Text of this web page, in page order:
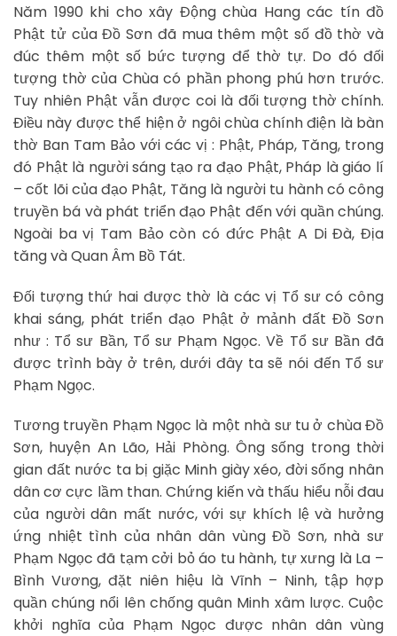
Năm 1990 khi cho xây Động chùa Hang các tín đồ
Phật tử của Đồ Sơn đã mua thêm một số đồ thờ và
đúc thêm một số bức tượng để thờ tự. Do đó đối
tượng thờ của Chùa có phần phong phú hơn trước.
Tuy nhiên Phật vẫn được coi là đối tượng thờ chính.
Điều này được thể hiện ở ngôi chùa chính điện là bàn
thờ Ban Tam Bảo với các vị : Phật, Pháp, Tăng, trong
đó Phật là người sáng tạo ra đạo Phật, Pháp là giáo lí
– cốt lõi của đạo Phật, Tăng là người tu hành có công
truyền bá và phát triển đạo Phật đến với quần chúng.
Ngoài ba vị Tam Bảo còn có đức Phật A Di Đà, Địa
tăng và Quan Âm Bồ Tát.
Đối tượng thứ hai được thờ là các vị Tổ sư có công
khai sáng, phát triển đạo Phật ở mảnh đất Đồ Sơn
như : Tổ sư Bần, Tổ sư Phạm Ngọc. Về Tổ sư Bần đã
được trình bày ở trên, dưới đây ta sẽ nói đến Tổ sư
Phạm Ngọc.
Tương truyền Phạm Ngọc là một nhà sư tu ở chùa Đồ
Sơn, huyện An Lão, Hải Phòng. Ông sống trong thời
gian đất nước ta bị giặc Minh giày xéo, đời sống nhân
dân cơ cực lầm than. Chứng kiến và thấu hiểu nỗi đau
của người dân mất nước, với sự khích lệ và hưởng
ứng nhiệt tình của nhân dân vùng Đồ Sơn, nhà sư
Phạm Ngọc đã tạm cởi bỏ áo tu hành, tự xưng là La –
Bình Vương, đặt niên hiệu là Vĩnh – Ninh, tập hợp
quần chúng nổi lên chống quân Minh xâm lược. Cuộc
khởi nghĩa của Phạm Ngọc được nhân dân vùng